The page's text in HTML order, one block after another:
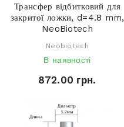
Трансфер відбитковий для
закритої ложки, d=4.8 mm,
NeoBiotech
Neobiotech
В наявності
872.00 грн.